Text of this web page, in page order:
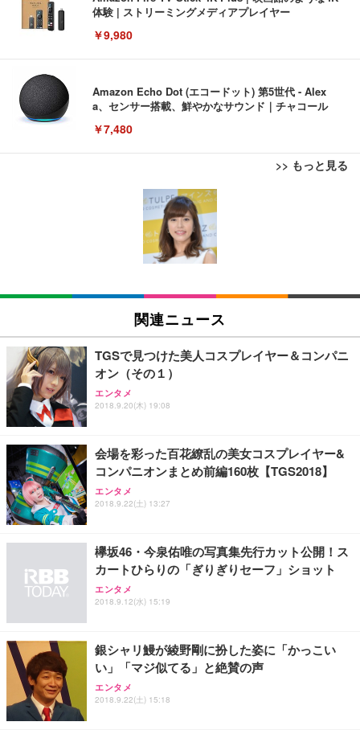
体験 | ストリーミングメディアプレイヤー
￥9,980
Amazon Echo Dot (エコードット) 第5世代 - Alex
a、センサー搭載、鮮やかなサウンド｜チャコール
￥7,480
>> もっと見る
[EdoErgo] オフィスチェア 椅子 テレワーク 疲れな
い 跳ね上げ式アームレスト コンパクト 約105度ロッ
キング pc 事務椅子 360度回転 座面昇降 強化ナイロ
ン樹脂ベース 通気性メッシュ 在宅ワーク H-WY01
(黒網+黒枠+黒足)
SIHOO B100 オフィスチェア／デスクチェア メッシ
ュチェア 人間工学 疲れない ブラック
￥27,999
Sezlife オフィスチェア デスクチェア 疲れない テレ
ワーク チェア 強化バックレスト 30度ロッキング機
能 人間工学 椅子 腰サポート 90度跳ね上げ式アーム
ョン PCチェア 通気性メッシュ ゲーミング/勉強/事
務用 おしゃれ パソコンチェア (ブラック)
Sezlife オフィスチェア デスクチェア 疲れない テレ
ワーク チェア 強化バックレスト 30度ロッキング機
能 人間工学 椅子 腰サポート 90度跳ね上げ式アーム
務用 おしゃれ パソコンチェア (ホワイト)
ANDWINT オフィスチェア デスクチェア 肘なし メ
ッシュ 通気性 ランバーサポート付き 腰サポート ガ
ス圧無段階昇降 360度回転 キャスター付き コンパク
EIZO ビジネス向けプレミアムモニター | FlexScan
EV3240X-WT | 31.5型4K UHD・USB Type-C・ホワ
￥105,595
EIZO ビジネス向けプレミアムモニター | FlexScan
￥109,572
【純正品】27"ゲーミングモニター DualSense 充電
フック付き（CFI-ZDM1J）
【整備済み品】Dell E2724HS 27インチ 液晶モニタ
ー フルHD（1920×1080）VA 非光沢 HDMI/DisplayP
ort/VGA スピーカー内蔵 高さ調整 スイベル VESA対
【MiniLED/24.5inch/280Hz/FHD】GRAPHT THE S
HOOTER Gaming Monitor 24” Essential ゲーミン
グモニター QD 24.5インチ 1ms FHD 量子ドット 残
Amazonベーシック ペットシーツ 薄型 レギュラー 1
回使い捨て 無香料 ホワイト 300枚
Amazonベーシック ペットシーツ 厚型 ワイド 42枚
x2袋(84枚) ホワイト(吸収面:ライトブルー)
￥3,234
ネオ・ルーライフ ネオ・オムツ L 中型犬用 26枚入
り 単品
Smart Basic(スマートベーシック) 【Amazon.co.jp
限定】 Smart Basic アイリスオーヤマ ペットシーツ
超厚型 お徳用 ワイド 100枚入 (x 1) (ケース販売)
アイリスオーヤマ ペットシーツ 超厚型 お徳用 レギ
ュラー 200枚入【Amazon.co.jp限定】
関連ニュース
TGSで見つけた美人コスプレイヤー＆コンパニ
オン（その１）
エンタメ
2018.9.20(木) 19:08
会場を彩った百花繚乱の美女コスプレイヤー&
コンパニオンまとめ前編160枚【TGS2018】
エンタメ
2018.9.22(土) 13:27
欅坂46・今泉佑唯の写真集先行カット公開！ス
カートひらりの「ぎりぎりセーフ」ショット
エンタメ
2018.9.12(水) 15:19
銀シャリ鰻が綾野剛に扮した姿に「かっこい
い」「マジ似てる」と絶賛の声
エンタメ
2018.9.22(土) 15:18